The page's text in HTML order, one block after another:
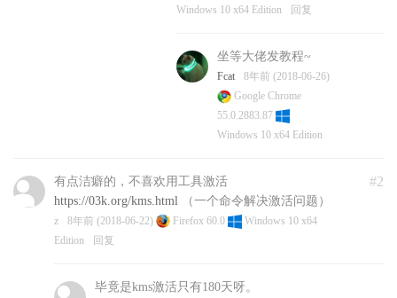
Windows 10 x64 Edition
回复
坐等大佬发教程~
Fcat
8年前 (2018-06-26)
Google Chrome
55.0.2883.87
Windows 10 x64 Edition
#2
有点洁癖的，不喜欢用工具激活
https://03k.org/kms.html
（一个命令解决激活问题）
z 8年前 (2018-06-22) Firefox 60.0
Windows 10 x64
Edition
回复
毕竟是kms激活只有180天呀。